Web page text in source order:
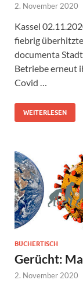
2. November 2020
Kassel
fiebrig
documenta
Betriebe erneut
Covid …
WEITERLESEN
BÜCHERTISCH
Gerücht:
2. November 2020